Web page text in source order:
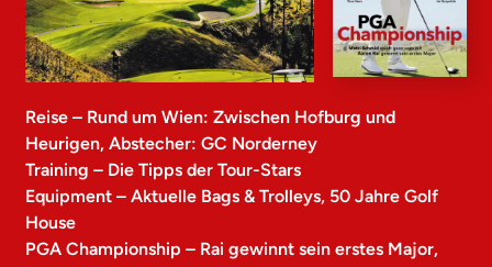
Reise – Rund um Wien: Zwischen Hofburg und
Heurigen, Abstecher: GC Norderney
Training – Die Tipps der Tour-Stars
Equipment – Aktuelle Bags & Trolleys, 50 Jahre Golf
House
PGA Championship – Rai gewinnt sein erstes Major,